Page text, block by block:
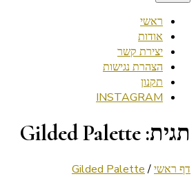
ראשי
אודות
יצירת קשר
הצהרת נגישות
תקנון
INSTAGRAM
תגית: Gilded Palette
דף ראשי/
Gilded Palette